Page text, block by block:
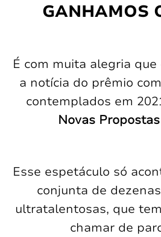
GANHAMOS
É com muita alegria
a notícia do prêmio
contemplados em
Novas
Esse espetáculo só
conjunta de
ultratalentosas, que
chamar de